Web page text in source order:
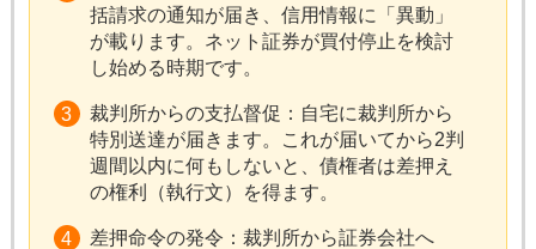
括請求の通知が届き、信用情報に「異動」
が載ります。ネット証券が買付停止を検討
し始める時期です。
裁判所からの支払督促：自宅に裁判所から
特別送達が届きます。これが届いてから2判
週間以内に何もしないと、債権者は差押え
の権利（執行文）を得ます。
差押命令の発令：裁判所から証券会社へ